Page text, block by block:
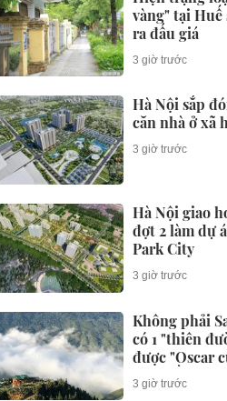
vàng" tại Huế
ra đấu giá
3 giờ trước
Hà Nội sắp
căn nhà ở xã
3 giờ trước
Hà Nội giao
đợt 2 làm dự
Park City
3 giờ trước
Không phải
có 1 "thiên
được "Oscar
lịch" đề cử
hữu khí hậu
3 giờ trước